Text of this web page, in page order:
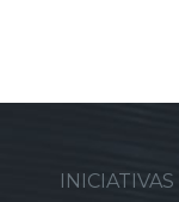
INICIATIVAS